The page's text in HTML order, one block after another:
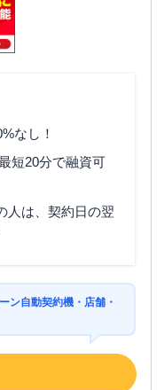
区難波中１丁目１８－
ビル
なし！
短20分で融資可
人は、契約日の翌
ン自動契約機・店舗・